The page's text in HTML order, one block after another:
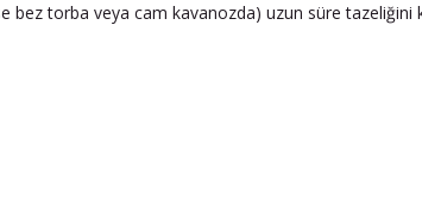
bez torba veya cam kavanozda) uzun süre tazeliğini